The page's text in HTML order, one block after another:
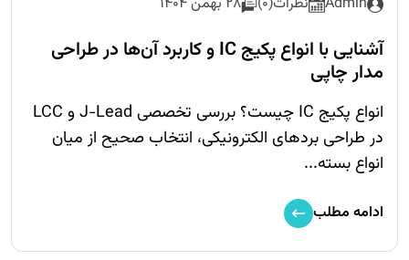
آشنایی با انواع پکیج IC و کاربرد آن‌ها در طراحی
مدار چاپی
انواع پکیج IC چیست؟ بررسی تخصصی J-Lead و LCC
در طراحی بردهای الکترونیکی، انتخاب صحیح از میان
انواع بسته‌...
ادامه مطلب